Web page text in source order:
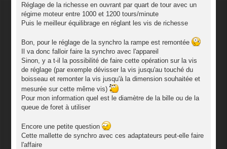
Réglage de la richesse en ouvrant par quart de tour avec un
régime moteur entre 1000 et 1200 tours/minute
Puis le meilleur équilibrage en réglant les vis de richesse
Bon, pour le réglage de la synchro la rampe est remontée
Il va donc falloir faire la synchro avec l'appareil
Sinon, y a t-il la possibilité de faire cette opération sur la vis
de réglage (par exemple dévisser la vis jusqu'au touché du
boisseau et remonter la vis jusqu'à la dimension souhaitée et
mesurée sur cette même vis)
Pour mon information quel est le diamètre de la bille ou de la
queue de foret à utiliser
Encore une petite question
Cette mallette de synchro avec ces adaptateurs peut-elle faire
l'affaire